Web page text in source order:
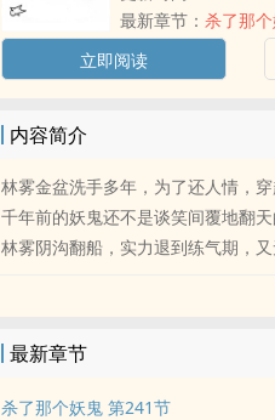
最新章节： 杀了那
立即阅读
内容简介
林雾金盆洗手多年，为了还人情，穿
千年前的妖鬼还不是谈笑间覆地翻
林雾阴沟翻船，实力退到练气期，
最新章节
杀了那个妖鬼 第241节